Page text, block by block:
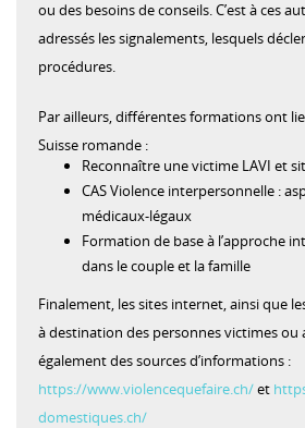
ou des besoins de conseils. C’est à ces
adressés les signalements, lesquels
procédures.
Par ailleurs, différentes formations ont
Suisse romande :
Reconnaître une victime LAVI et
CAS Violence interpersonnelle :
médicaux-légaux
Formation de base à l’approche
dans le couple et la famille
Finalement, les sites internet, ainsi que
à destination des personnes victimes ou
également des sources d’informations :
https://www.violencequefaire.ch/et
domestiques.ch/